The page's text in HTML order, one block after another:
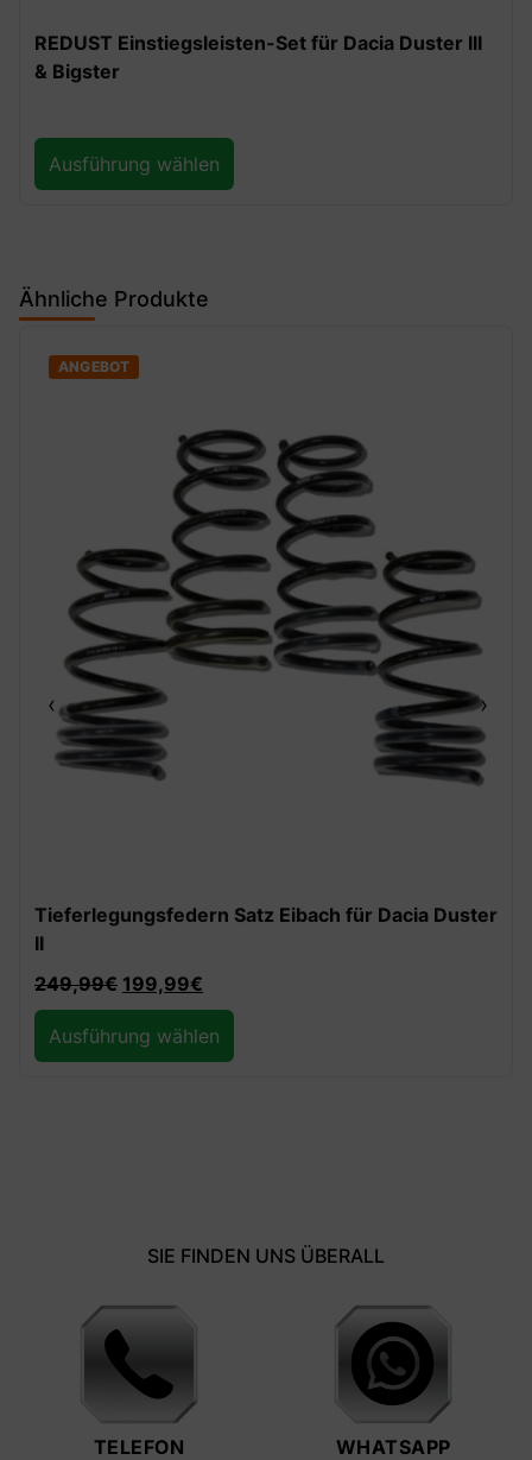
REDUST Einstiegsleisten-Set für Dacia Duster III
& Bigster
Ausführung wählen
Ähnliche Produkte
‹
ANGEBOT
Tieferlegungsfedern Satz Eibach für Dacia Duster
II
249,99€ 199,99€
Ausführung wählen
›
SIE FINDEN UNS ÜBERALL
TELEFON WHATSAPP